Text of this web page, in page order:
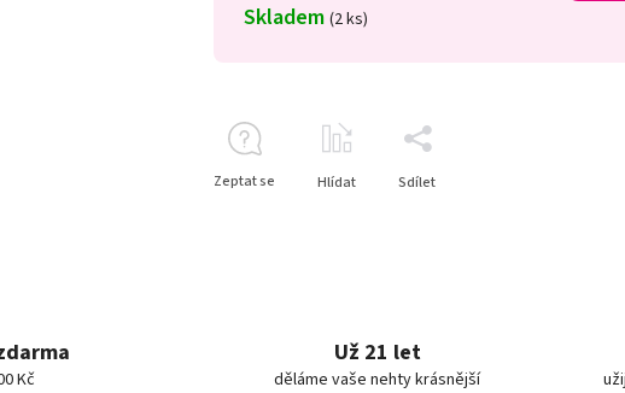
Skladem (2 ks)
Zeptat se Hlídat Sdílet
Kč
Už 21 let
děláme vaše nehty krásnější